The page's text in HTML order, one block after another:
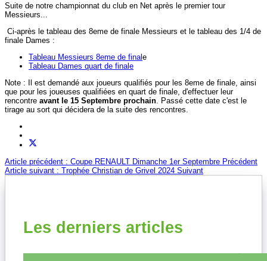
Suite de notre championnat du club en Net après le premier tour
Messieurs...
Ci-après le tableau des 8eme de finale Messieurs et le tableau des 1/4 de
finale Dames :
Tableau Messieurs 8eme de final e
Tableau Dames quart de finale
Note : Il est demandé aux joueurs qualifiés pour les 8eme de finale, ainsi
que pour les joueuses qualifiées en quart de finale, d'effectuer leur
rencontre avant le 15 Septembre prochain . Passé cette date c'est le
tirage au sort qui décidera de la suite des rencontres.
Article précédent : Coupe RENAULT Dimanche 1er Septembre Précédent
Article suivant : Trophée Christian de Grivel 2024 Suivant
Les derniers articles